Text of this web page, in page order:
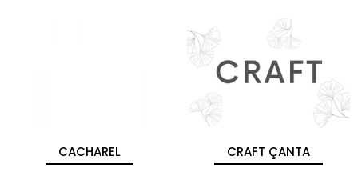
CACHAREL CRAFT ÇANTA